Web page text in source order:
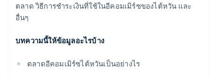
ตลาด วิธีการชำระเงินที่ใช้ในอีคอมเมิร์ซของไต้หวัน และ
อื่นๆ
บทความนี้ให้ข้อมูลอะไรบ้าง
ตลาดอีคอมเมิร์ซไต้หวันเป็นอย่างไร